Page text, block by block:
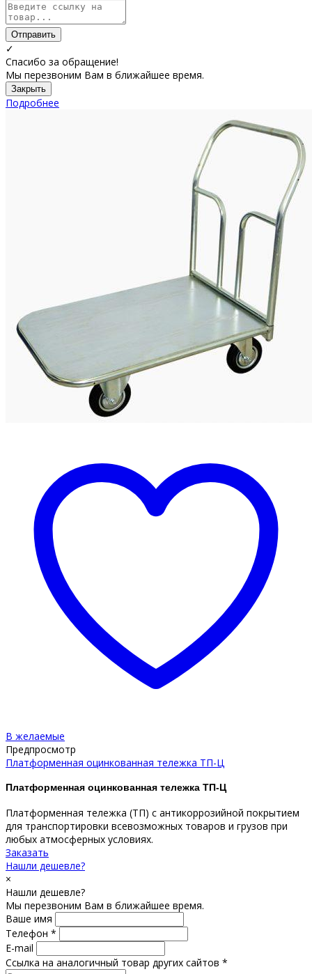
Отправить
✓
Спасибо за обращение!
Мы перезвоним Вам в ближайшее время.
Закрыть
Подробнее
В желаемые
Предпросмотр
Платформенная оцинкованная тележка ТП-Ц
Платформенная оцинкованная тележка ТП-Ц
Платформенная тележка (ТП) с антикоррозийной покрытием
для транспортировки всевозможных товаров и грузов при
любых атмосферных условиях.
Заказать
Нашли дешевле?
×
Нашли дешевле?
Мы перезвоним Вам в ближайшее время.
Ваше имя
Телефон *
E-mail
Ссылка на аналогичный товар других сайтов *